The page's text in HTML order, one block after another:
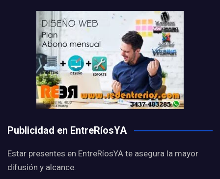
Publicidad en EntreRíosYA
Estar presentes en EntreRíosYA te asegura la mayor
difusión y alcance.